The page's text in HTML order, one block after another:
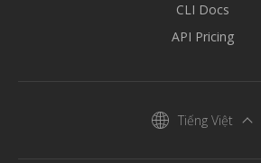
CLI Docs
API Pricing
Tiếng Việt